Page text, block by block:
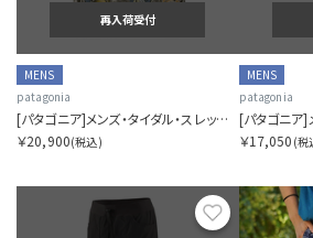
再入荷受付
MENS
patagonia
[パタゴニア]メンズ・タイダル・スレッズ・シャツ
￥20,900(税込)
MENS
patagonia
￥17,050 (税
お気に入り